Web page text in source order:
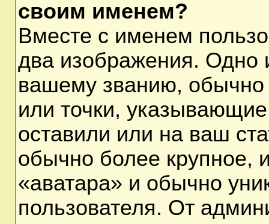
своим именем?
Вместе с именем
два изображения. Одно
вашему званию, обычно
или точки,
оставили или на ваш
обычно более крупное,
«аватара» и обычно
пользователя. От